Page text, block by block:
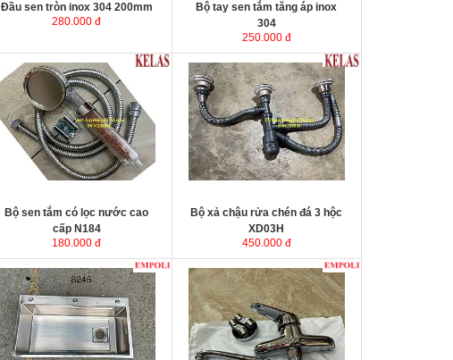
Đầu sen tròn inox 304 200mm
280.000 đ
Bộ tay sen tắm tăng áp inox
304
250.000 đ
Bộ sen tắm có lọc nước cao
cấp N184
180.000 đ
Bộ xả chậu rửa chén đá 3 hộc
XD03H
450.000 đ